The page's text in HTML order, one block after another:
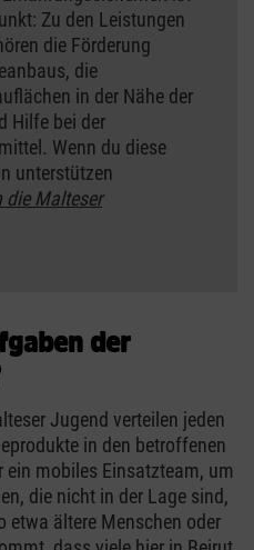
Zu den Leistungen
die Förderung
die
in der Nähe der
Hilfe bei der
Wenn du diese
unterstützen
die Malteser
der
Jugend verteilen jeden
in den betroffenen
mobiles Einsatzteam, um
die nicht in der Lage sind,
etwa ältere Menschen oder